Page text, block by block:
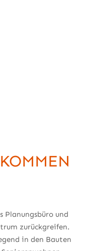
Planungsbüro und
zurückgreifen.
in den Bauten